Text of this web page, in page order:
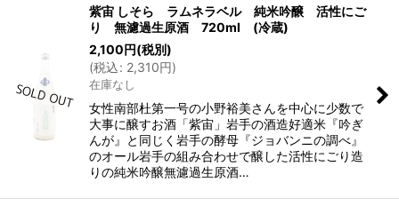
紫宙 しそら ラムネラベル 純米吟醸 活性にご
り 無濾過生原酒 720ml (冷蔵)
2,100円(税別)
(税込: 2,310円)
在庫なし
女性南部杜第一号の小野裕美さんを中心に少数で
大事に醸すお酒「紫宙」岩手の酒造好適米『吟ぎ
んが』と同じく岩手の酵母『ジョバンニの調べ』
のオール岩手の組み合わせで醸した活性にごり造
りの純米吟醸無濾過生原酒…